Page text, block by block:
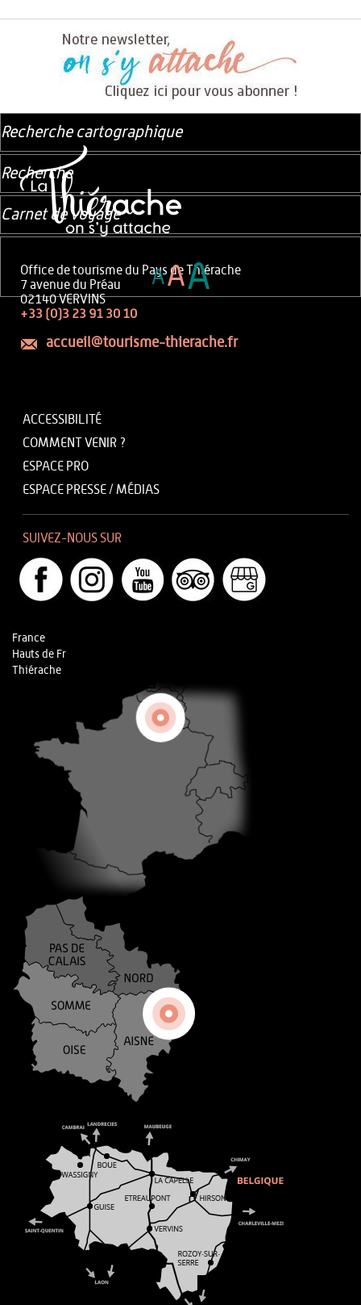
Office de tourisme du Pays de Thiérache
7 avenue du Préau
02140 VERVINS
+33 (0)3 23 91 30 10
accueil@tourisme-thierache.fr
ACCESSIBILITÉ
COMMENT VENIR ?
ESPACE PRO
ESPACE PRESSE / MÉDIAS
SUIVEZ-NOUS SUR
France
Hauts de Fr
Thiérache
Recherche cartographique
Recherche
Carnet de voyage
AAA